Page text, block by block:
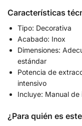
Características
Tipo: Decorativa
Acabado: Inox
Dimensiones:
estándar
Potencia de
intensivo
Incluye: Manual
¿Para quién es